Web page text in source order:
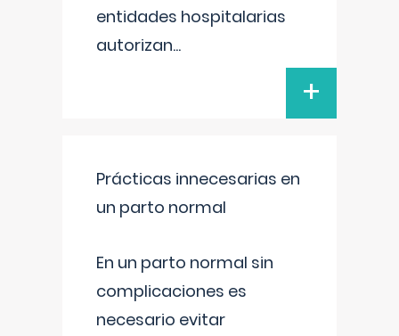
entidades hospitalarias
autorizan...
+
Prácticas innecesarias en
un parto normal
En un parto normal sin
complicaciones es
necesario evitar